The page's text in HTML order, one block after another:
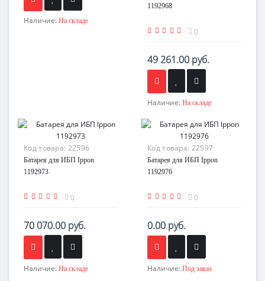
Наличие: На складе
1192968
0
49 261.00 руб.
Наличие: На складе
Код товара: 22596
Батарея для ИБП Ippon
1192973
0
70 070.00 руб.
Наличие: На складе
Код товара: 22597
Батарея для ИБП Ippon
1192976
0
0.00 руб.
Наличие: Под заказ